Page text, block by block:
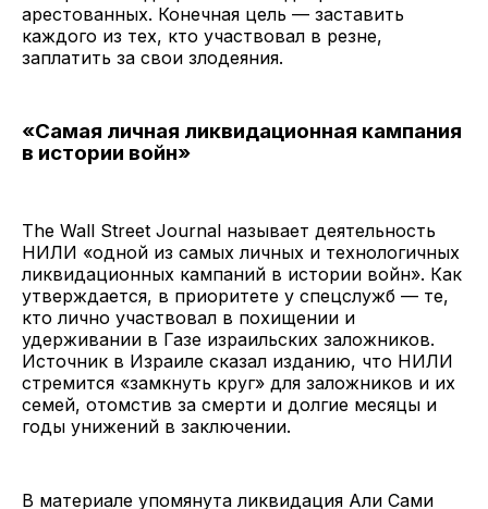
арестованных. Конечная цель — заставить
каждого из тех, кто участвовал в резне,
заплатить за свои злодеяния.
«Самая личная ликвидационная кампания
в истории войн»
The Wall Street Journal называет деятельность
НИЛИ «одной из самых личных и технологичных
ликвидационных кампаний в истории войн». Как
утверждается, в приоритете у спецслужб — те,
кто лично участвовал в похищении и
удерживании в Газе израильских заложников.
Источник в Израиле сказал изданию, что НИЛИ
стремится «замкнуть круг» для заложников и их
семей, отомстив за смерти и долгие месяцы и
годы унижений в заключении.
В материале упомянута ликвидация Али Сами